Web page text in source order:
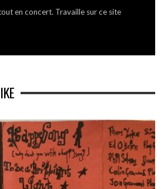
en concert. Travaille sur ce site